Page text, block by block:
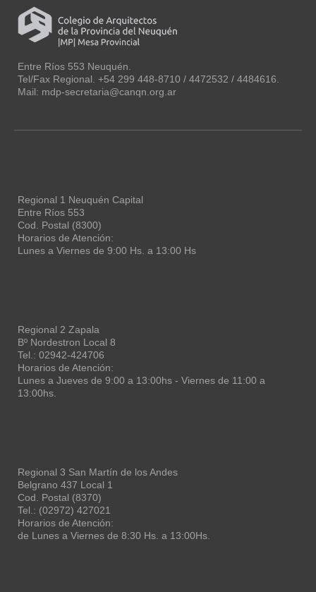
Entre Ríos 553 Neuquén.
Tel/Fax Regional. +54 299 448-8710 / 4472532 / 4484616.
Mail: mdp-secretaria@canqn.org.ar
Regional 1 Neuquén Capital
Entre Ríos 553
Cod. Postal (8300)
Horarios de Atención:
Lunes a Viernes de 9:00 Hs. a 13:00 Hs
Regional 2 Zapala
Bº Nordestron Local 8
Tel.: 02942-424706
Horarios de Atención:
Lunes a Jueves de 9:00 a 13:00hs - Viernes de 11:00 a
13:00hs.
Regional 3 San Martín de los Andes
Belgrano 437 Local 1
Cod. Postal (8370)
Tel.: (02972) 427021
Horarios de Atención:
de Lunes a Viernes de 8:30 Hs. a 13:00Hs.